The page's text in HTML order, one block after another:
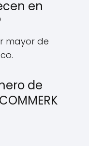
en
mayor de
de